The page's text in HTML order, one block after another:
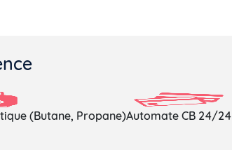
(Butane, Propane)Automate CB 24/24